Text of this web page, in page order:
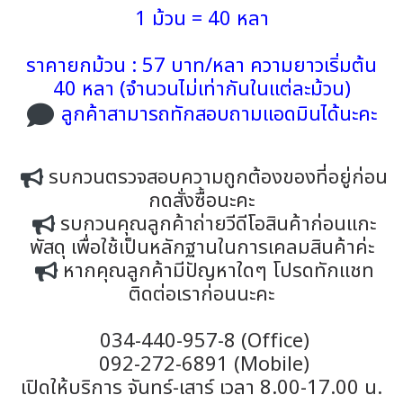
1 ม้วน = 40 หลา
ราคายกม้วน : 57 บาท/หลา ความยาวเริ่มต้น
40 หลา (จำนวนไม่เท่ากันในแต่ละม้วน)
ลูกค้าสามารถทักสอบถามแอดมินได้นะคะ
รบกวนตรวจสอบความถูกต้องของที่อยู่ก่อน
กดสั่งซื้อนะคะ
รบกวนคุณลูกค้าถ่ายวีดีโอสินค้าก่อนแกะ
พัสดุ เพื่อใช้เป็นหลักฐานในการเคลมสินค้าค่ะ
หากคุณลูกค้ามีปัญหาใดๆ โปรดทักแชท
ติดต่อเราก่อนนะคะ
034-440-957-8 (Office)
092-272-6891 (Mobile)
เปิดให้บริการ จันทร์-เสาร์ เวลา 8.00-17.00 น.